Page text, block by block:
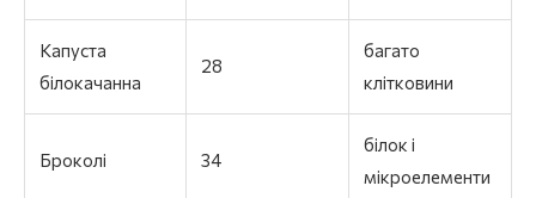
Капуста
білокачанна
28
багато
клітковини
Броколі 34
білок і
мікроелементи